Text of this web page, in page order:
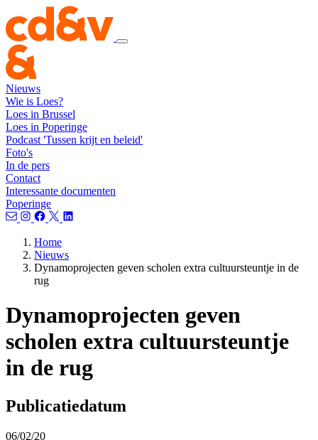
Nieuws
Wie is Loes?
Loes in Brussel
Loes in Poperinge
Podcast 'Tussen krijt en beleid'
Foto's
In de pers
Contact
Interessante documenten
Poperinge
Home
Nieuws
Dynamoprojecten geven scholen extra cultuursteuntje in de
rug
Dynamoprojecten geven
scholen extra cultuursteuntje
in de rug
Publicatiedatum
06/02/20